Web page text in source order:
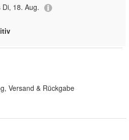
18. Aug.
Versand & Rückgabe